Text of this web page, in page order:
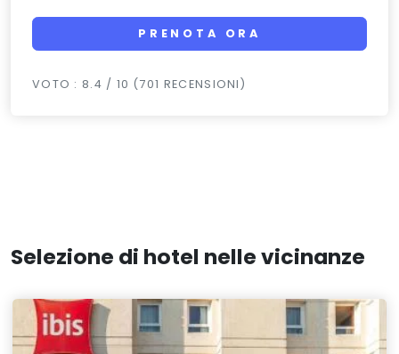
PRENOTA ORA
VOTO : 8.4 / 10 (701 RECENSIONI)
Selezione di hotel nelle vicinanze